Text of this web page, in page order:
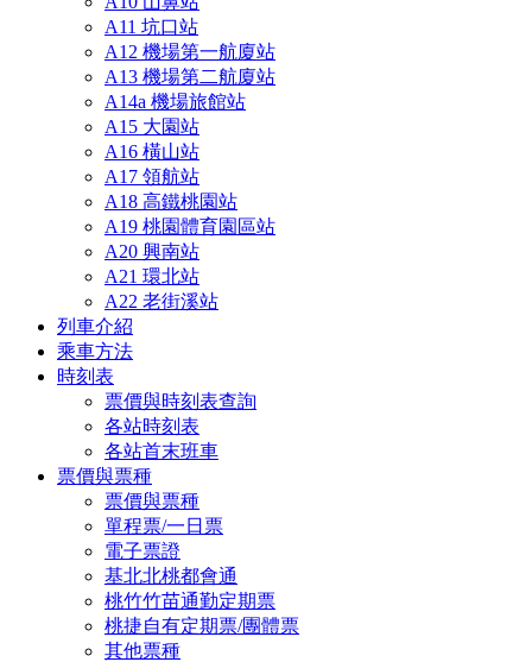
A11 坑口站
A12 機場第一航廈站
A13 機場第二航廈站
A14a 機場旅館站
A15 大園站
A16 橫山站
A17 領航站
A18 高鐵桃園站
A19 桃園體育園區站
A20 興南站
A21 環北站
A22 老街溪站
列車介紹
乘車方法
時刻表
票價與時刻表查詢
各站時刻表
各站首末班車
票價與票種
票價與票種
單程票/一日票
電子票證
基北北桃都會通
桃竹竹苗通勤定期票
桃捷自有定期票/團體票
其他票種